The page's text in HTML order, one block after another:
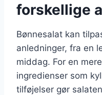
forskellige
Bønnesalat kan
anledninger, fra en
middag. For en
ingredienser som
tilføjelser gør